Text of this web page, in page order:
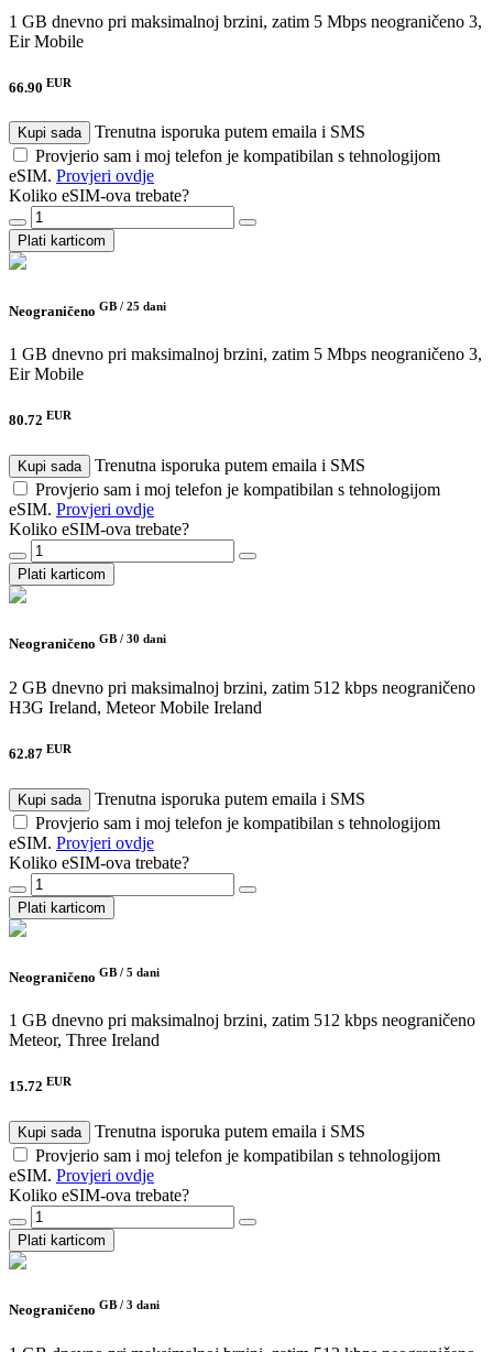
1 GB dnevno pri maksimalnoj brzini, zatim 5 Mbps neograničeno 3,
Eir Mobile
66.90 EUR
Kupi sada
Trenutna isporuka putem emaila i SMS
Provjerio sam i moj telefon je kompatibilan s tehnologijom
eSIM. Provjeri ovdje
Koliko eSIM-ova trebate?
Plati karticom
Neograničeno GB / 25 dani
1 GB dnevno pri maksimalnoj brzini, zatim 5 Mbps neograničeno 3,
Eir Mobile
80.72 EUR
Kupi sada
Trenutna isporuka putem emaila i SMS
Provjerio sam i moj telefon je kompatibilan s tehnologijom
eSIM. Provjeri ovdje
Koliko eSIM-ova trebate?
Plati karticom
Neograničeno GB / 30 dani
2 GB dnevno pri maksimalnoj brzini, zatim 512 kbps neograničeno
H3G Ireland, Meteor Mobile Ireland
62.87 EUR
Kupi sada
Trenutna isporuka putem emaila i SMS
Provjerio sam i moj telefon je kompatibilan s tehnologijom
eSIM. Provjeri ovdje
Koliko eSIM-ova trebate?
Plati karticom
Neograničeno GB / 5 dani
1 GB dnevno pri maksimalnoj brzini, zatim 512 kbps neograničeno
Meteor, Three Ireland
15.72 EUR
Kupi sada
Trenutna isporuka putem emaila i SMS
Provjerio sam i moj telefon je kompatibilan s tehnologijom
eSIM. Provjeri ovdje
Koliko eSIM-ova trebate?
Plati karticom
Neograničeno GB / 3 dani